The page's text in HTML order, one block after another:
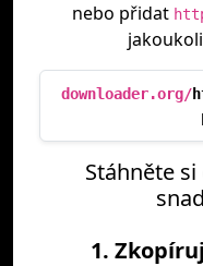
nebo přidat
downloader.org/
Stáhněte
1.